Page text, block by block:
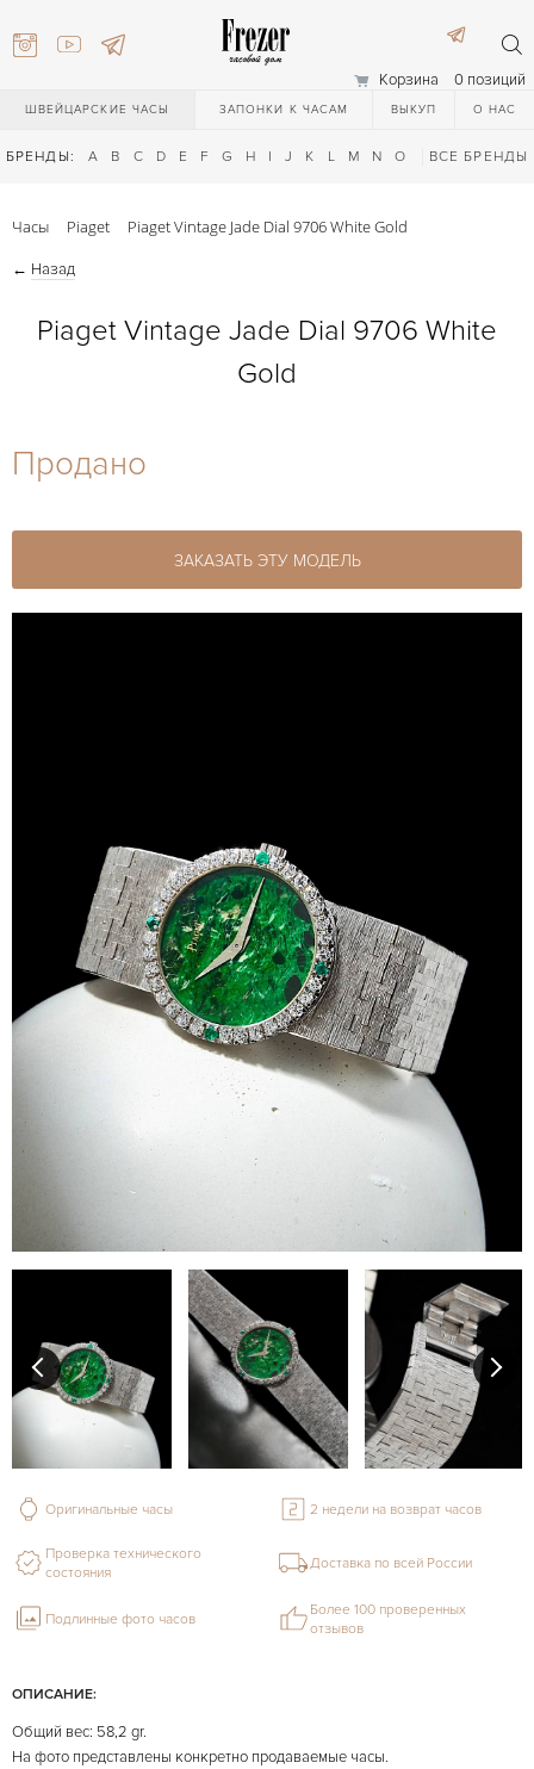
Корзина 0 позиций
ШВЕЙЦАРСКИЕ ЧАСЫ ЗАПОНКИ К ЧАСАМ ВЫКУП О НАС
БРЕНДЫ: A B C D E F G H I J K L M N O Q R S T
ВСЕ БРЕНДЫ
27-44
Часы Piaget Piaget Vintage Jade Dial 9706 White Gold
← Назад
Piaget Vintage Jade Dial 9706 White
Gold
Продано
ЗАКАЗАТЬ ЭТУ МОДЕЛЬ
ОПИСАНИЕ:
Общий вес: 58,2 gr.
На фото представлены конкретно продаваемые часы.
Оригинальные часы 2 недели на возврат часов
Проверка технического
состояния
Доставка по всей России
Подлинные фото часов
Более 100 проверенных
отзывов